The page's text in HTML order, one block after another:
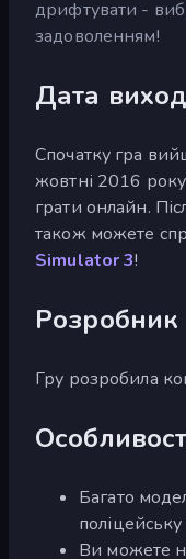
дрифтувати -
задоволенням!
Дата
Спочатку гра
жовтні 2016
грати онлайн.
також можете
Simulator 3!
Розробник
Гру розробила
Багато
Ви можете